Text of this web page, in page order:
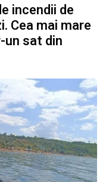
incendii de
Cea mai mare
sat din